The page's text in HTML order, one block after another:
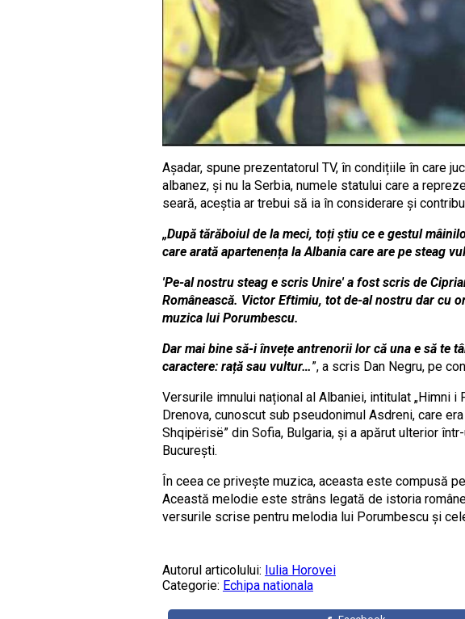
Așadar, spune prezentatorul TV, în condițiile în care
albanez, și nu la Serbia, numele statului care a
seară, aceștia ar trebui să ia în considerare și
„După tărăboiul de la meci, toți știu ce e gestul
care arată apartenența la Albania care are pe steag
'Pe-al nostru steag e scris Unire' a fost scris de
Românească. Victor Eftimiu, tot de-al nostru dar cu
muzica lui Porumbescu.
Dar mai bine să-i învețe antrenorii lor că una e să te
caractere: rață sau vultur…”, a scris Dan Negru, pe
Versurile imnului național al Albaniei, intitulat „Himni
Drenova, cunoscut sub pseudonimul Asdreni, care
Shqipërisë” din Sofia, Bulgaria, și a apărut ulterior
București.
În ceea ce privește muzica, aceasta este compusă
Această melodie este strâns legată de istoria
versurile scrise pentru melodia lui Porumbescu și
Autorul articolului: Iulia Horovei
Categorie: Echipa nationala